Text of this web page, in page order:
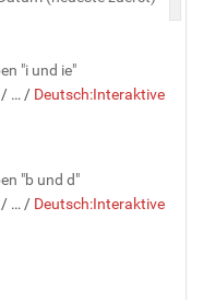
"i und ie"
/ … / Deutsch:Interaktive
"b und d"
/ … / Deutsch:Interaktive